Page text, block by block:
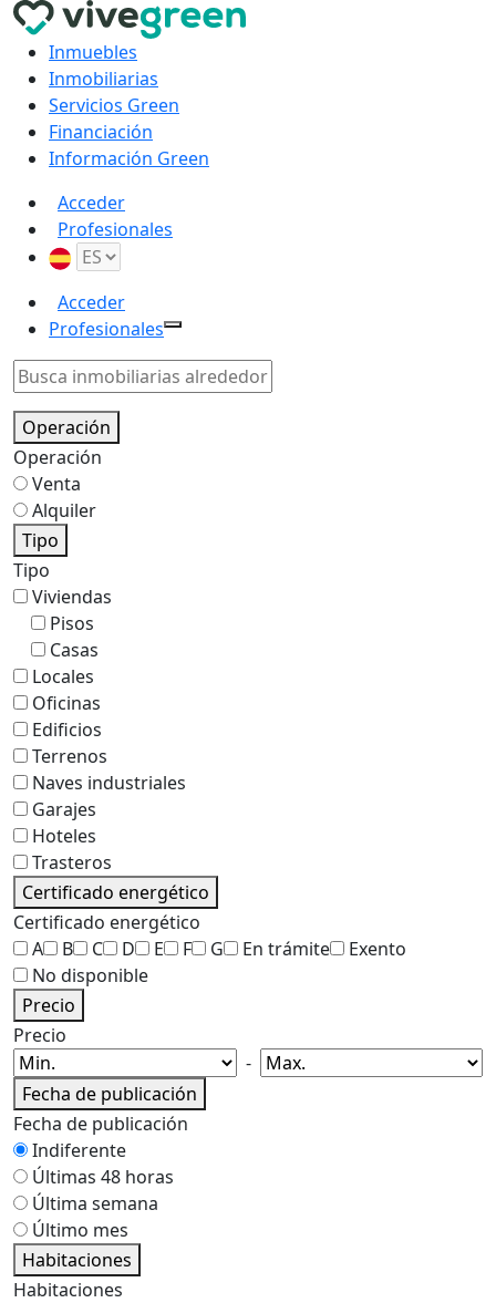
Inmuebles
Inmobiliarias
Servicios Green
Financiación
Información Green
Acceder
Profesionales
Acceder
Profesionales
Operación
Operación
Venta
Alquiler
Tipo
Tipo
Viviendas
Pisos
Casas
Locales
Oficinas
Edificios
Terrenos
Naves industriales
Garajes
Hoteles
Trasteros
Certificado energético
Certificado energético
A
B C D E F G En trámite
Exento
No disponible
Precio
Precio
-
Fecha de publicación
Fecha de publicación
Indiferente
Últimas 48 horas
Última semana
Último mes
Habitaciones
Habitaciones